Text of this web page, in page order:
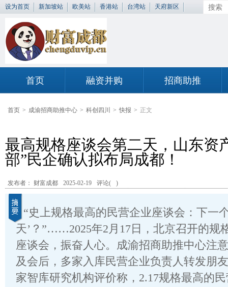
设为首页 新加坡站 欧美站 香港站 台湾站 天府新区
首页 融资并购 招商助推
首页 > 成渝招商助推中心 > 科创四川 > 快报 > 正文
最高规格座谈会第二天，山东资
部”民企确认拟布局成都！
发布者： 财富成都 2025-02-19 评论( )
“史上规格最高的民营企业座谈会：下一
天’？”……2025年2月17日，北京召开的规
座谈会，振奋人心。成渝招商助推中心注
及会后，多家入库民营企业负责人转发朋
家智库研究机构评价称，2.17规格最高的